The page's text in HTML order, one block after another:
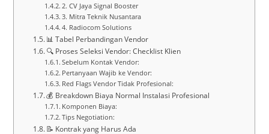
2. CV Jaya Signal Booster
3. Mitra Teknik Nusantara
4. Radiocom Solutions
📊 Tabel Perbandingan Vendor
🔍 Proses Seleksi Vendor: Checklist Klien
Sebelum Kontak Vendor:
Pertanyaan Wajib ke Vendor:
Red Flags Vendor Tidak Profesional:
💰 Breakdown Biaya Normal Instalasi Profesional
Komponen Biaya:
Tips Negotiation:
📝 Kontrak yang Harus Ada